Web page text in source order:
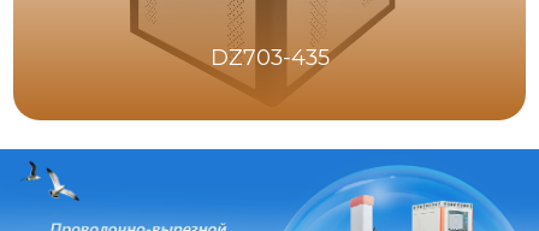
DZ703-435